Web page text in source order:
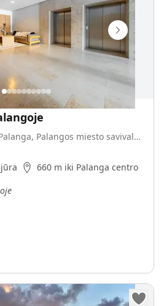
S. Daukanto g. 10, Palanga, Palangos miesto savivaldybė, Lietuva
660 m iki Palanga centro